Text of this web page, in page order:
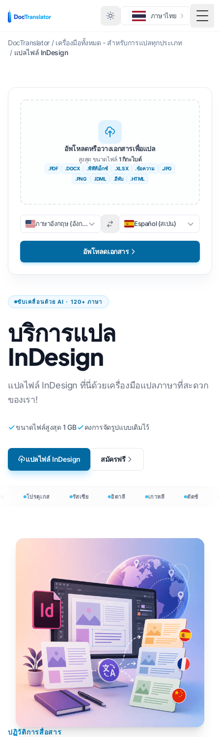
ภาษาไทย
สลับ
DocTranslator / เครื่องมือทั้งหมด - สำหรับการแปลทุกประเภท
/ แปลไฟล์ InDesign
ขับเคลื่อนด้วย AI · 120+ ภาษา
บริการแปล
InDesign
แปลไฟล์ InDesign ที่นี่ด้วยเครื่องมือแปลภาษาที่สะดวก
ของเรา!
ขนาดไฟล์สูงสุด 1 GB คงการจัดรูปแบบเดิมไว้
แปลไฟล์ InDesign สมัครฟรี
อัพโหลดหรือวางเอกสารเพื่อแปล
สูงสุด ขนาดไฟล์ 1 กิกะไบต์
.PDF .DOCX .พีพีทีเอ็กซ์ .XLSX .ข้อความ
.JPG
.PNG
.IDML .อีพับ .HTML
ภาษาอังกฤษ (อังกฤษ) Español (สเปน)
อัพโหลดเอกสาร
โปรตุเกส รัสเซีย อิตาลี เกาหลี ดัตช์
ปฏิวัติการสื่อสาร